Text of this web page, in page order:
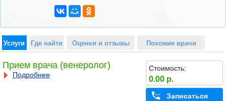
Услуги Где найти Оценки и отзывы Похожие врачи
Прием врача (венеролог)
Подробнее
Стоимость:
0.00 р.
Записаться